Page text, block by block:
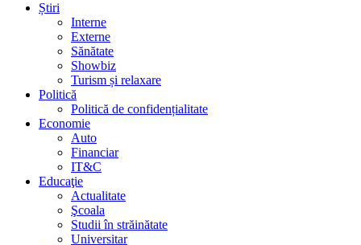
Știri
Interne
Externe
Sănătate
Showbiz
Turism și relaxare
Politică
Politică de confidențialitate
Economie
Auto
Financiar
IT&C
Educaţie
Actualitate
Şcoala
Studii în străinătate
Universitar